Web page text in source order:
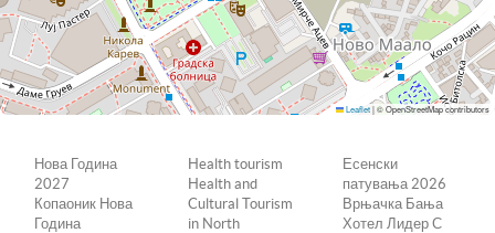
Leaflet|© OpenStreetMap contributors
Нова Година
2027
Копаоник Нова
Година
Health tourism
Health and
Cultural Tourism
in North
Есенски
патувања 2026
Врњачка Бања
Хотел Лидер С